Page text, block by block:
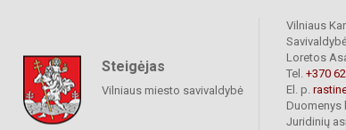
Steigėjas
Vilniaus miesto savivaldybė
Vilniaus
Loretos
Tel. +370
El. p.
Duomenys
Juridinių